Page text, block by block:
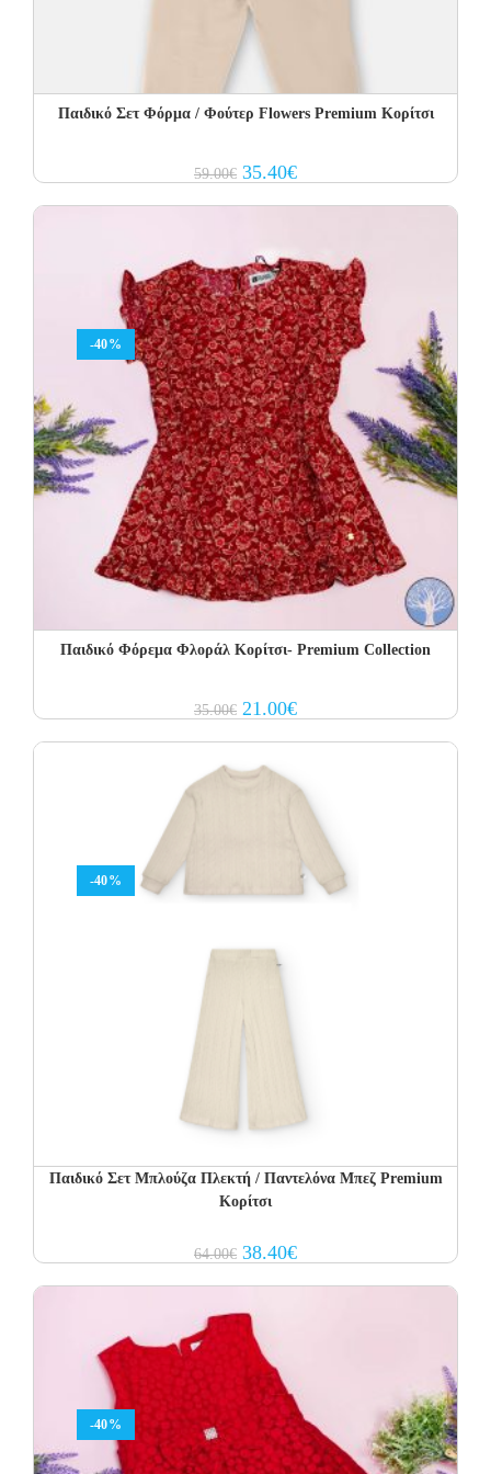
Παιδικό Σετ Φόρμα / Φούτερ Flowers Premium Κορίτσι
59.00€ Original
price
35.40€Current
price
-40%
Παιδικό Φόρεμα Φλοράλ Κορίτσι- Premium Collection
35.00€ Original
price
21.00€Current
price
-40%
Παιδικό Σετ Μπλούζα Πλεκτή / Παντελόνα Μπεζ Premium
Κορίτσι
64.00€ Original
price
38.40€Current
price
-40%